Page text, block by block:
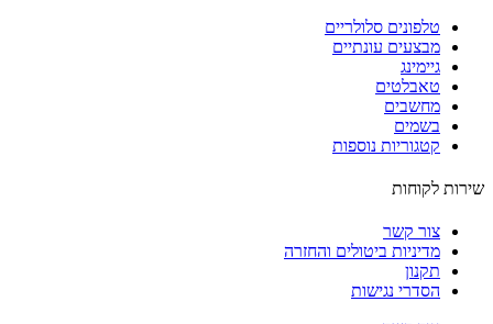
טלפונים סלולריים
מבצעים עונתיים
גיימינג
טאבלטים
מחשבים
בשמים
קטגוריות נוספות
לקוחות
צור קשר
מדיניות ביטולים והחזרה
תקנון
הסדרי נגישות